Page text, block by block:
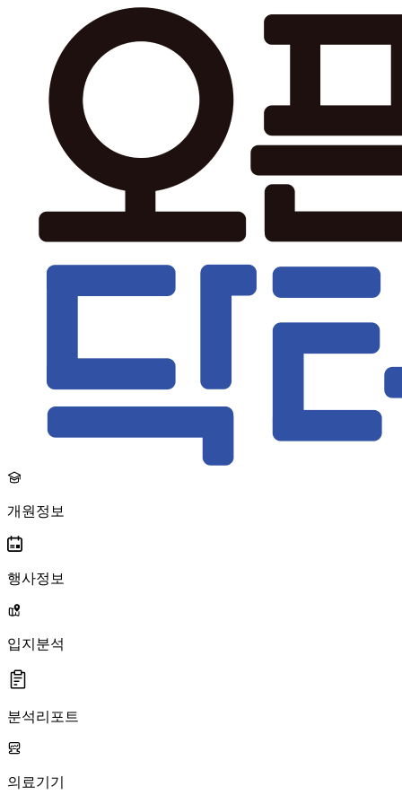
개원정보
행사정보
입지분석
분석리포트
의료기기